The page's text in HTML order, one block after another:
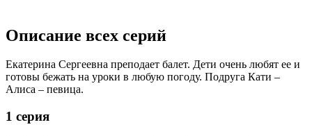
Описание всех серий
Екатерина Сергеевна преподает балет. Дети очень любят ее и
готовы бежать на уроки в любую погоду. Подруга Кати –
Алиса – певица.
1 серия